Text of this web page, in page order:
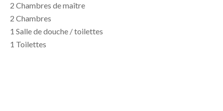
2 Chambres de maître
2 Chambres
1 Salle de douche / toilettes
1 Toilettes